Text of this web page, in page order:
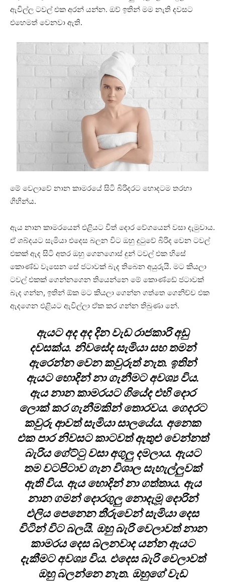
ඇවිල්ල ටවල් එක අරන් යන්න. ඔව් ඉතින් මම නැති දවසට
එහෙමත් වෙනවා ඇති.
මේ වෙලාවේ නාන කාමරයේ සිටි බිරිදරට හොදටම තරහා
ගිහින්ය.
ඇය නාන කාමරයෙන් එළියට විත් දොර වේගයෙන් වසා දැමුවාය.
ඒ ශබ්දයට සැමියා එදෙස බලන විට ඔහු දුටුවේ බිරිද වෙන ටවල්
එකක් ඇද සිටි අතර ඔහු ගෙනගොස් දුන් ටවල් එක හිසේ
කොණ්ඩ වැසෙන සේ ජටාවක් බැද තිබෙන අයුරුයි. මට කියලා
ටවල් එකක් ගෙන්නගෙන තියෙන්නෙ මේ කොණ්ඩේ ජටාවක්
බැද ගන්න, ඉතින් ඕක මට කියලා ගෙන්න ගත්තෙ ගෙනිච්ච එක
ඇදගෙන එළියට ඇවිල්ලා ඒක කර ගන්න තිබුණා නේ.
ඇයට අද අද දින වැඩ රාජකාරි අඩු
දවසක්ය. නිවසේද සැමියා සහ තමන්
ඇරෙන්න වෙන කවුරුත් නැත. ඉතින්
ඇයට හොදින් නා ගැනීමට අවශ්‍ය විය.
ඇය නාන කාමරයට ගියේද එහි දොර
ලොක් කර ගැනීමකින් තොරවය. ගෙදරට
කවුරු ආවත් සැමියා සාලයේය. අනෙක
එක පාර නිවසට කාටවත් ඇතුළු වෙන්නත්
බැරිය ගේට්ටු වසා අගුලු දමලාය. ඇයට
තම වටපිටාව ගැන විශාල සැහැල්ලුවක්
ඇති විය. ඇය හොදින් නා ගත්තාය. ඇය
නාන ගමන් දොරගුලු නොදැමූ දොරින්
එලිය පෙනෙන තීරුවෙන් සැමියා දෙස
විටින් විට බලයි. ඔහු බැරි වෙලාවත් නාන
කාමරය දෙස බලනවාද යන්න ඇයට
දැකීමට අවශ්‍ය විය. එදෙස බැරි වෙලාවත්
ඔහු බලන්නෙ නැත. ඔහුගේ වැඩ